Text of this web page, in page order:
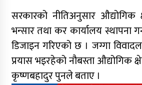
सरकारको नीतिअनुसार औद्योगिक
भन्सार तथा कर कार्यालय स्थापना
डिजाइन गरिएको छ । जग्गा
प्रयास भइरहेको नौबस्ता औद्योगिक
कृष्णबहादुर पुनले बताए ।